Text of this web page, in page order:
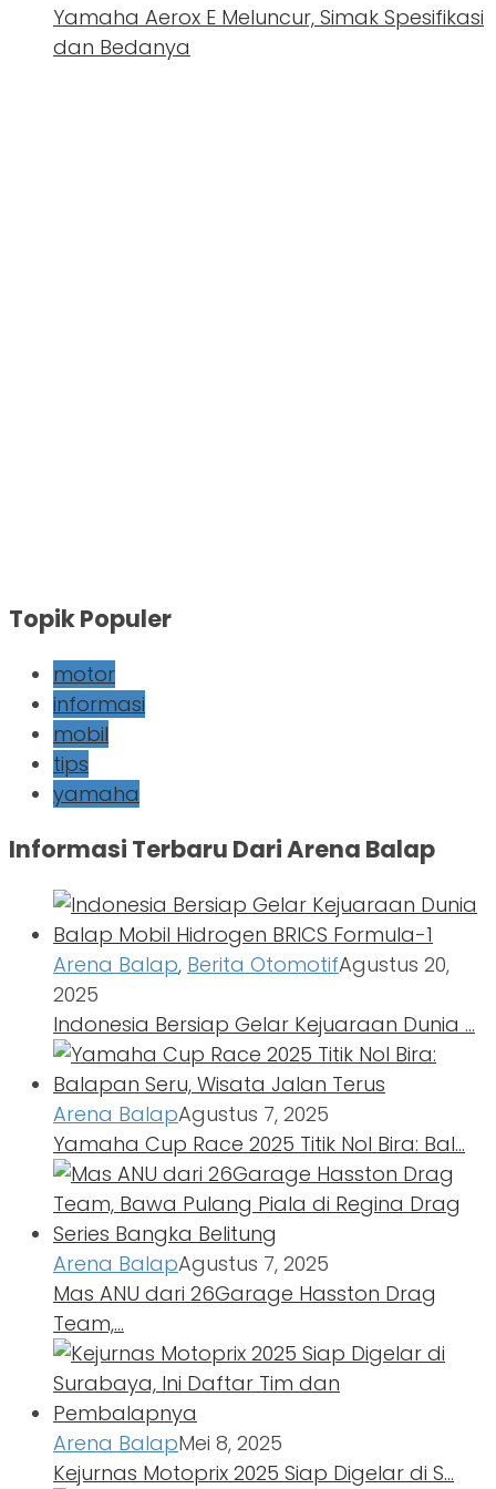
Yamaha Aerox E Meluncur, Simak Spesifikasi
dan Bedanya
Topik Populer
motor
informasi
mobil
tips
yamaha
Informasi Terbaru Dari Arena Balap
Arena Balap, Berita OtomotifAgustus 20,
2025
Indonesia Bersiap Gelar Kejuaraan Dunia …
Arena BalapAgustus 7, 2025
Yamaha Cup Race 2025 Titik Nol Bira: Bal…
Arena BalapAgustus 7, 2025
Mas ANU dari 26Garage Hasston Drag
Team,…
Arena BalapMei 8, 2025
Kejurnas Motoprix 2025 Siap Digelar di S…